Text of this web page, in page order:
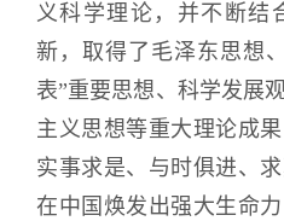
义科学理论，并不断结
新，取得了毛泽东思想
表”重要思想、科学发展
主义思想等重大理论成
实事求是、与时俱进、
在中国焕发出强大生命